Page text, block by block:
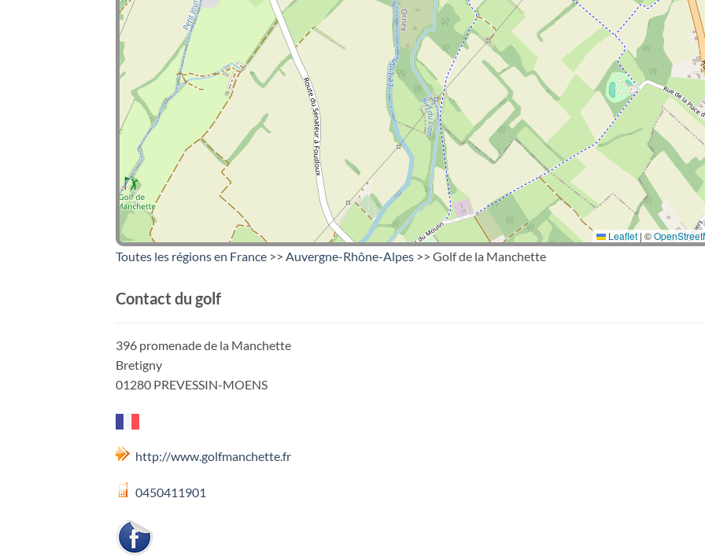
Leaflet | ©
Toutes les régions en France >> Auvergne-Rhône-Alpes >> Golf de la Manchette
Contact du golf
396 promenade de la Manchette
Bretigny
01280 PREVESSIN-MOENS
http://www.golfmanchette.fr
0450411901